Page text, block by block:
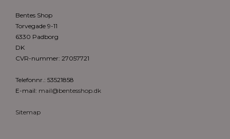
Bentes Shop
Torvegade 9-11
6330 Padborg
DK
CVR-nummer: 27057721
Telefonnr.: 53521858
E-mail: mail@bentesshop.dk
Sitemap